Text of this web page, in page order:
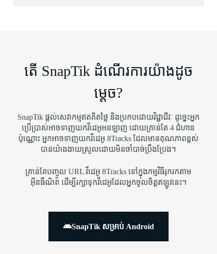
តើ SnapTik ដំណើរការយ៉ាងដូច
ម្តេច?
SnapTik ផ្តល់សេវាកម្មឥតគិតថ្លៃ និងប្រកបដោយវិជ្ជាជីវៈ ដូច្នេះអ្នក
ប្រើប្រាស់អាចទាញយកវីដេអូអនឡាញ ដោយគ្រាន់តែ 4 ជំហាន
ប៉ុណ្ណោះ អ្នកអាចទាញយកវីដេអូ 8Tracks ដែលមានគុណភាពខ្ពស់
បានយ៉ាងងាយស្រួលដោយមិនចាំបាច់ប្រឹងប្រែង។
គ្រាន់តែបញ្ចូល URL វីដេអូ 8Tracks ទៅក្នុងកម្មវិធីរុករកតាម
អ៊ីនធឺណិត ដើម្បីរក្សាទុកវីដេអូដែលអ្នកចូលចិត្តឥឡូវនេះ។
SnapTik សម្រាប់ Android